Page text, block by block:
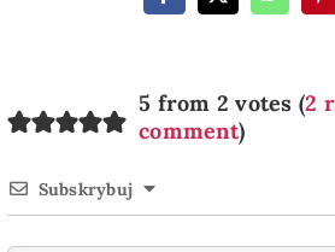
5 from 2 votes (2
comment)
Subskrybuj